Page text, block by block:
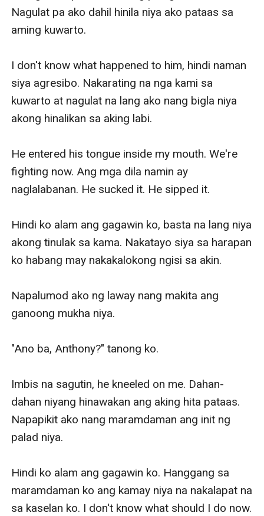
Nagulat pa ako dahil hinila niya ako pataas sa
aming kuwarto.
I don't know what happened to him, hindi naman
siya agresibo. Nakarating na nga kami sa
kuwarto at nagulat na lang ako nang bigla niya
akong hinalikan sa aking labi.
He entered his tongue inside my mouth. We're
fighting now. Ang mga dila namin ay
naglalabanan. He sucked it. He sipped it.
Hindi ko alam ang gagawin ko, basta na lang niya
akong tinulak sa kama. Nakatayo siya sa harapan
ko habang may nakakalokong ngisi sa akin.
Napalumod ako ng laway nang makita ang
ganoong mukha niya.
"Ano ba, Anthony?" tanong ko.
Imbis na sagutin, he kneeled on me. Dahan-
dahan niyang hinawakan ang aking hita pataas.
Napapikit ako nang maramdaman ang init ng
palad niya.
Hindi ko alam ang gagawin ko. Hanggang sa
maramdaman ko ang kamay niya na nakalapat na
sa kaselan ko. I don't know what should I do now.